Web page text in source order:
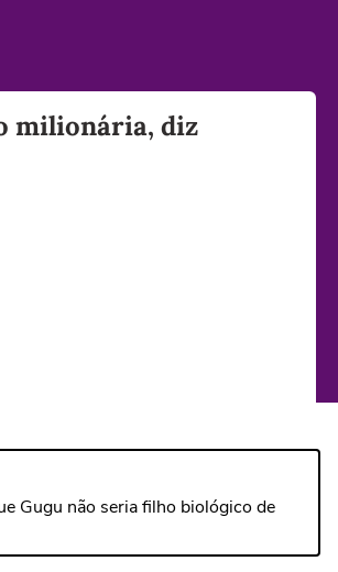
milionária, diz
Gugu não seria filho biológico de